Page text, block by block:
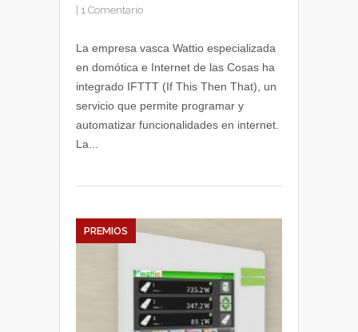
1 Comentario
La empresa vasca Wattio especializada
en domótica e Internet de las Cosas ha
integrado IFTTT (If This Then That), un
servicio que permite programar y
automatizar funcionalidades en internet.
La...
PREMIOS